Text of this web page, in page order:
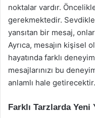
noktalar vardır.
gerekmektedir.
yansıtan bir mesaj,
Ayrıca, mesajın kişisel
hayatında farklı
mesajlarınızı bu
anlamlı hale getirecektir.
Farklı Tarzlarda Yeni